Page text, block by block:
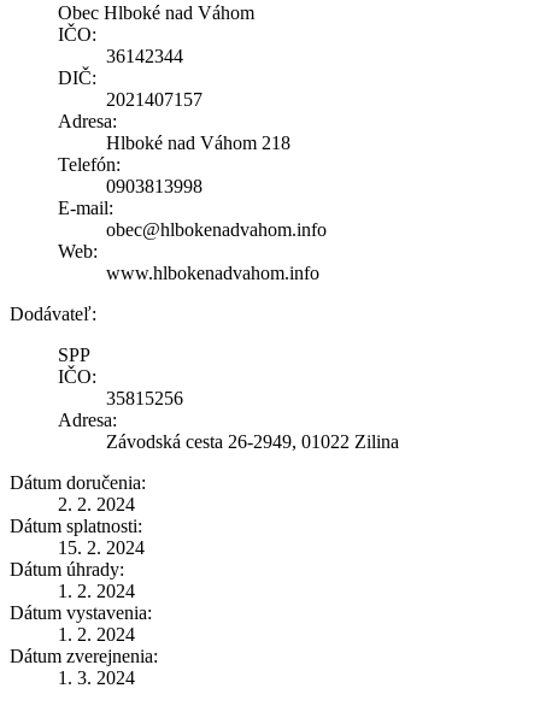
Obec Hlboké nad Váhom
IČO:
36142344
DIČ:
2021407157
Adresa:
Hlboké nad Váhom 218
Telefón:
0903813998
E-mail:
obec@hlbokenadvahom.info
Web:
www.hlbokenadvahom.info
Dodávateľ:
SPP
IČO:
35815256
Adresa:
Závodská cesta 26-2949, 01022 Zilina
Dátum doručenia:
2. 2. 2024
Dátum splatnosti:
15. 2. 2024
Dátum úhrady:
1. 2. 2024
Dátum vystavenia:
1. 2. 2024
Dátum zverejnenia:
1. 3. 2024